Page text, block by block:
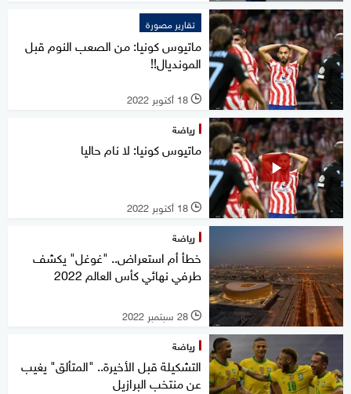
تقارير مصورة
ماتيوس كونيا: من الصعب النوم قبل
المونديال!!
l 18 أكتوبر 2022
رياضة
ماتيوس كونيا: لا نام حاليا
l 18 أكتوبر 2022
رياضة
خطأ أم استعراض.. "غوغل" يكشف
طرفي نهائي كأس العالم 2022
l 28 سبتمبر 2022
رياضة
التشكيلة قبل الأخيرة.. "المتألق" يغيب
عن منتخب البرازيل